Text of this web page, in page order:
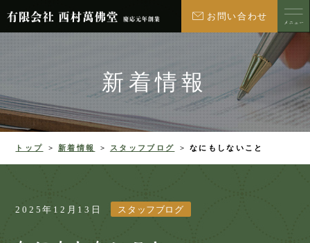
お問い合わせ
新着情報
トップ 新着情報 スタッフブログ なにもしないこと
2025年12月13日 スタッフブログ